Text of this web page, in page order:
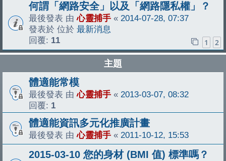
何謂「網路安全」以及「網路隱私權」？
最後發表 由心靈捕手 « 2014-07-28, 07:37
發表於 位於 最新消息
回覆: 11 1 2
主題
體適能常模
最後發表 由心靈捕手 « 2013-03-07, 08:32
回覆: 1
體適能資訊多元化推廣計畫
最後發表 由心靈捕手 « 2011-10-12, 15:53
2015-03-10 您的身材 (BMI 值) 標準嗎？